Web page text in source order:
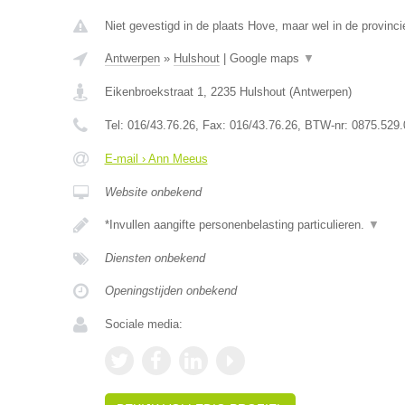
Niet gevestigd in de plaats Hove, maar wel in de
Antwerpen» Hulshout| Google maps ▼
Eikenbroekstraat 1, 2235 Hulshout(Antwerpen)
Tel: 016/43.76.26, Fax: 016/43.76.26, BTW-nr:
E-mail › Ann Meeus
Website onbekend
*Invullen aangifte personenbelasting particulieren. ▼
Diensten onbekend
Openingstijden onbekend
Sociale media: